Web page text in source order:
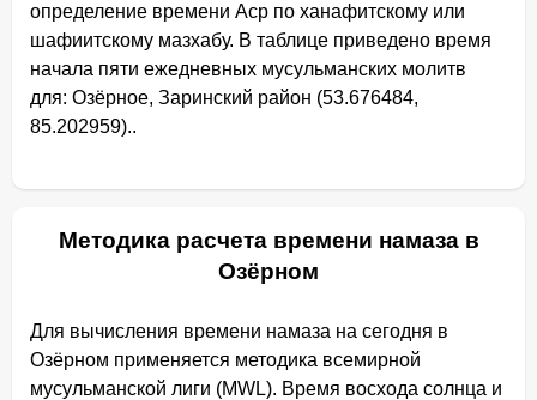
определение времени Аср по ханафитскому или
шафиитскому мазхабу. В таблице приведено время
начала пяти ежедневных мусульманских молитв
для: Озёрное, Заринский район (53.676484,
85.202959)..
Методика расчета времени намаза в
Озёрном
Для вычисления времени намаза на сегодня в
Озёрном применяется методика всемирной
мусульманской лиги (MWL). Время восхода солнца и